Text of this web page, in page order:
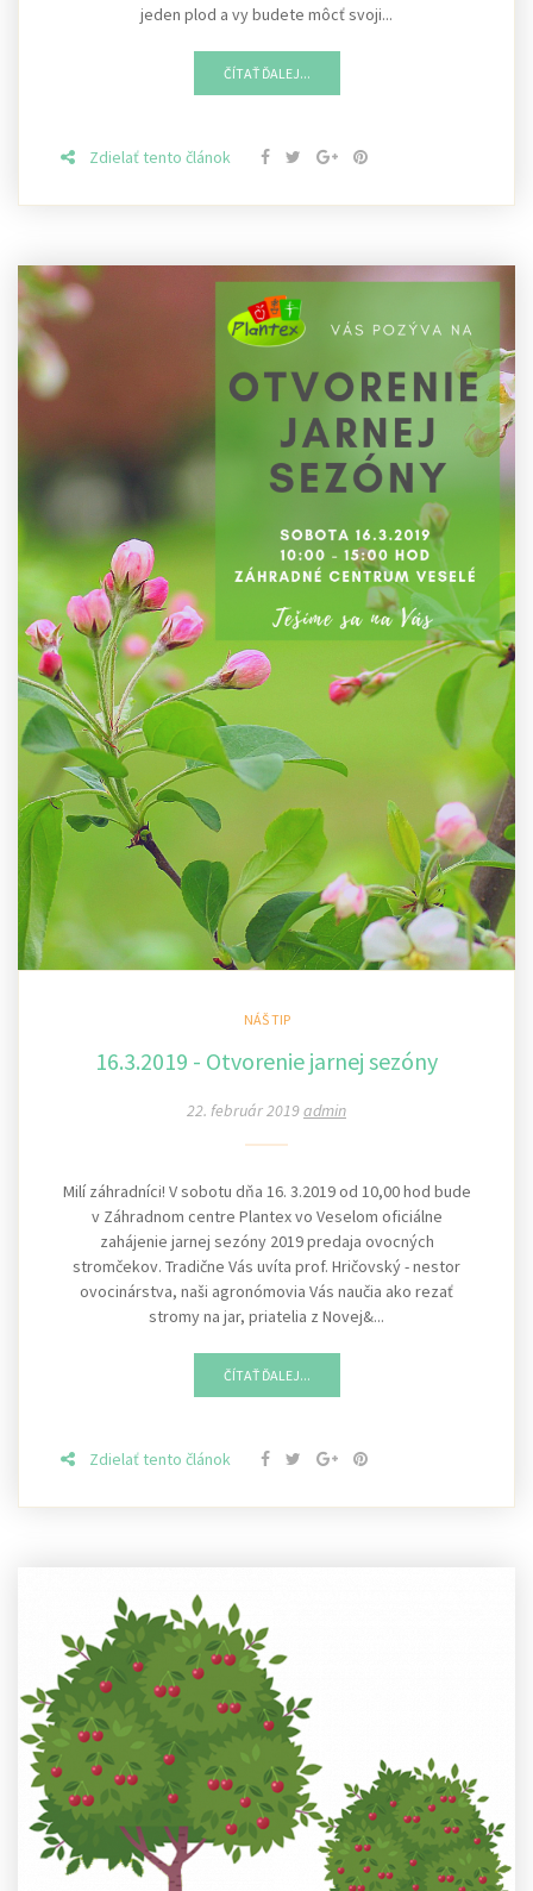
jeden plod a vy budete môcť svoji...
ČÍTAŤ ĎALEJ...
Zdielať tento článok
NÁŠ TIP
16.3.2019 - Otvorenie jarnej sezóny
22. február 2019admin
Milí záhradníci! V sobotu dňa 16. 3.2019 od 10,00 hod bude
v Záhradnom centre Plantex vo Veselom oficiálne
zahájenie jarnej sezóny 2019 predaja ovocných
stromčekov. Tradične Vás uvíta prof. Hričovský - nestor
ovocinárstva, naši agronómovia Vás naučia ako rezať
stromy na jar, priatelia z Novej&...
ČÍTAŤ ĎALEJ...
Zdielať tento článok